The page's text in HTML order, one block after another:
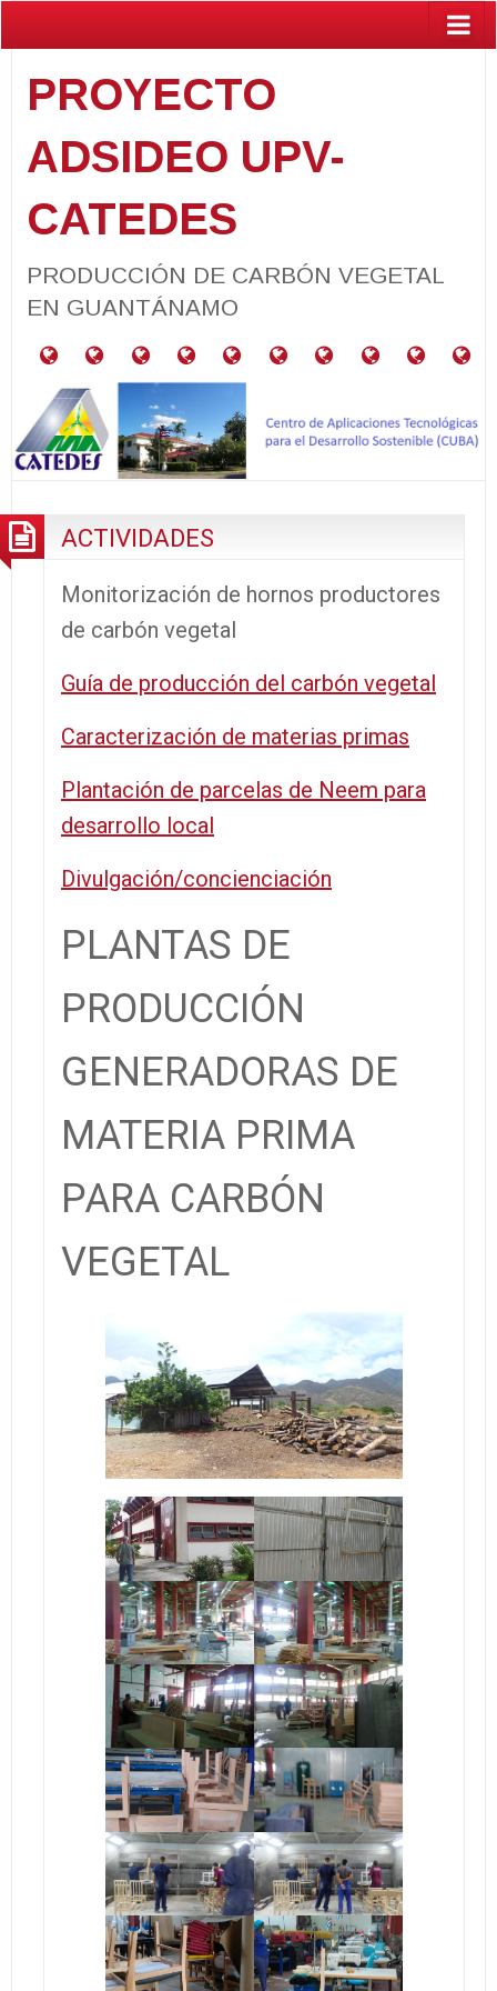
PROYECTO
ADSIDEO UPV-
CATEDES
PRODUCCIÓN DE CARBÓN VEGETAL
EN GUANTÁNAMO
¿Qué
el
Programa
ADSIDEO
RESUMEN
DEL
PROYECTO
RELACIÓN
CON
LOS
ODS
PROYECTOS
VINCULADOS
CARACTERIZACIÓN
DE
PARCELAS
NEEM
GUÍA
DE
ACTIVIDADES
ACTIVIDADES
Monitorización de hornos productores
de carbón vegetal
Guía de producción del carbón vegetal
Caracterización de materias primas
Plantación de parcelas de Neem para
desarrollo local
Divulgación/concienciación
PLANTAS DE
PRODUCCIÓN
GENERADORAS DE
MATERIA PRIMA
PARA CARBÓN
VEGETAL